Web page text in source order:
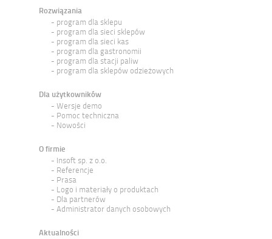
Rozwiązania
program dla sklepu
program dla sieci sklepów
program dla sieci kas
program dla gastronomii
program dla stacji paliw
program dla sklepów odzieżowych
Dla użytkowników
Wersje demo
Pomoc techniczna
Nowości
O firmie
Insoft sp. z o.o.
Referencje
Prasa
Logo i materiały o produktach
Dla partnerów
Administrator danych osobowych
Aktualności